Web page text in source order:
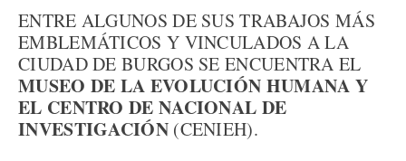
ENTRE ALGUNOS DE SUS TRABAJOS MÁS
EMBLEMÁTICOS Y VINCULADOS A LA
CIUDAD DE BURGOS SE ENCUENTRA EL
MUSEO DE LA EVOLUCIÓN HUMANA Y
EL CENTRO DE NACIONAL DE
INVESTIGACIÓN(CENIEH).